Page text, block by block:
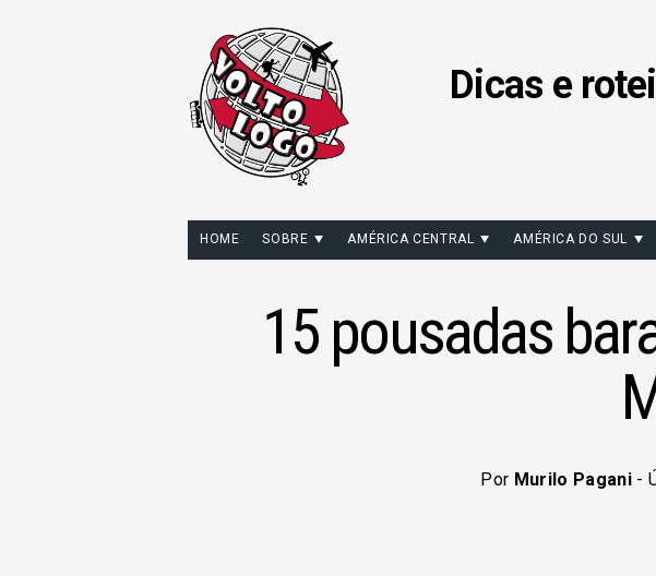
Dicas e
HOME SOBRE AMÉRICA CENTRAL AMÉRICA DO SUL
15 pousadas
Por Murilo Pagani-